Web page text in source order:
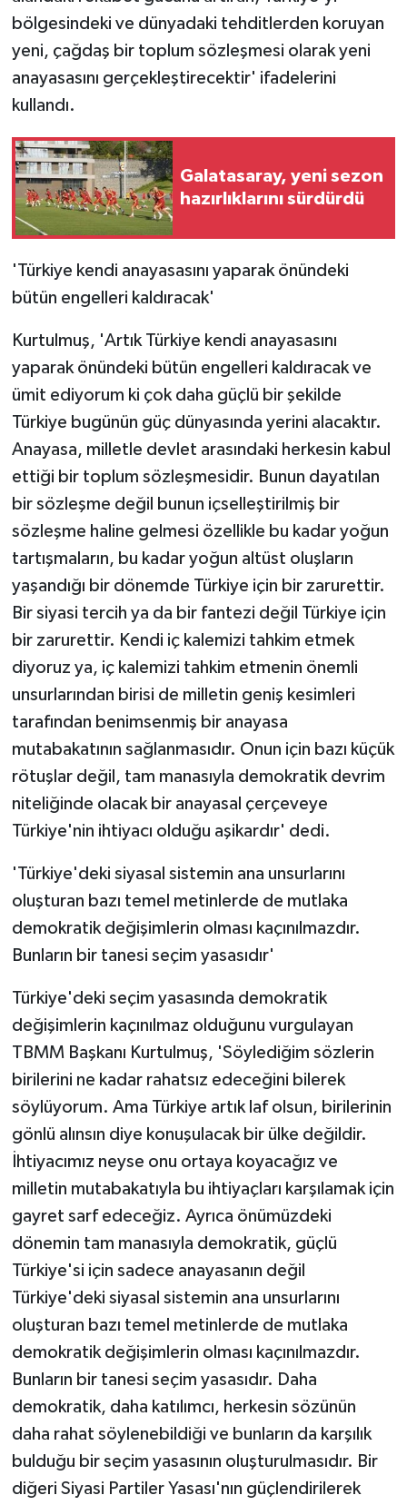
bölgesindeki ve dünyadaki tehditlerden koruyan
yeni, çağdaş bir toplum sözleşmesi olarak yeni
anayasasını gerçekleştirecektir' ifadelerini
kullandı.
Galatasaray, yeni sezon
hazırlıklarını sürdürdü
'Türkiye kendi anayasasını yaparak önündeki
bütün engelleri kaldıracak'
Kurtulmuş, 'Artık Türkiye kendi anayasasını
yaparak önündeki bütün engelleri kaldıracak ve
ümit ediyorum ki çok daha güçlü bir şekilde
Türkiye bugünün güç dünyasında yerini alacaktır.
Anayasa, milletle devlet arasındaki herkesin kabul
ettiği bir toplum sözleşmesidir. Bunun dayatılan
bir sözleşme değil bunun içselleştirilmiş bir
sözleşme haline gelmesi özellikle bu kadar yoğun
tartışmaların, bu kadar yoğun altüst oluşların
yaşandığı bir dönemde Türkiye için bir zarurettir.
Bir siyasi tercih ya da bir fantezi değil Türkiye için
bir zarurettir. Kendi iç kalemizi tahkim etmek
diyoruz ya, iç kalemizi tahkim etmenin önemli
unsurlarından birisi de milletin geniş kesimleri
tarafından benimsenmiş bir anayasa
mutabakatının sağlanmasıdır. Onun için bazı küçük
rötuşlar değil, tam manasıyla demokratik devrim
niteliğinde olacak bir anayasal çerçeveye
Türkiye'nin ihtiyacı olduğu aşikardır' dedi.
'Türkiye'deki siyasal sistemin ana unsurlarını
oluşturan bazı temel metinlerde de mutlaka
demokratik değişimlerin olması kaçınılmazdır.
Bunların bir tanesi seçim yasasıdır'
Türkiye'deki seçim yasasında demokratik
değişimlerin kaçınılmaz olduğunu vurgulayan
TBMM Başkanı Kurtulmuş, 'Söylediğim sözlerin
birilerini ne kadar rahatsız edeceğini bilerek
söylüyorum. Ama Türkiye artık laf olsun, birilerinin
gönlü alınsın diye konuşulacak bir ülke değildir.
İhtiyacımız neyse onu ortaya koyacağız ve
milletin mutabakatıyla bu ihtiyaçları karşılamak için
gayret sarf edeceğiz. Ayrıca önümüzdeki
dönemin tam manasıyla demokratik, güçlü
Türkiye'si için sadece anayasanın değil
Türkiye'deki siyasal sistemin ana unsurlarını
oluşturan bazı temel metinlerde de mutlaka
demokratik değişimlerin olması kaçınılmazdır.
Bunların bir tanesi seçim yasasıdır. Daha
demokratik, daha katılımcı, herkesin sözünün
daha rahat söylenebildiği ve bunların da karşılık
bulduğu bir seçim yasasının oluşturulmasıdır. Bir
diğeri Siyasi Partiler Yasası'nın güçlendirilerek